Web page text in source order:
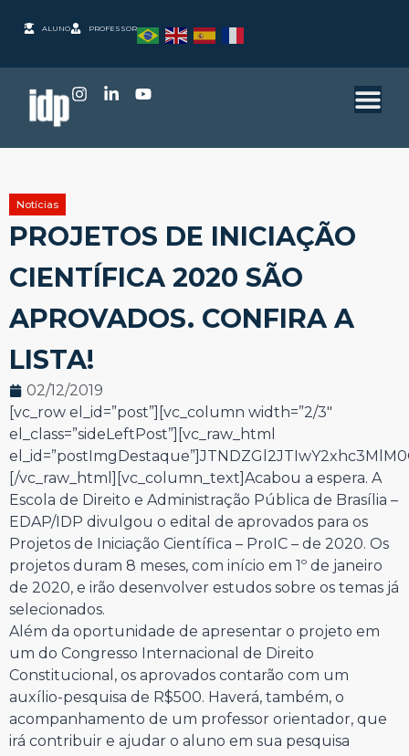
ALUNO PROFESSOR
Notícias
PROJETOS DE INICIAÇÃO
CIENTÍFICA 2020 SÃO
APROVADOS. CONFIRA A
LISTA!
02/12/2019
[vc_row el_id=”post”][vc_column width=”2/3″
el_class=”sideLeftPost”][vc_raw_html
[/vc_raw_html][vc_column_text]Acabou a espera. A
Escola de Direito e Administração Pública de Brasília –
EDAP/IDP divulgou o edital de aprovados para os
Projetos de Iniciação Científica – ProIC – de 2020. Os
projetos duram 8 meses, com início em 1º de janeiro
de 2020, e irão desenvolver estudos sobre os temas já
selecionados.
Além da oportunidade de apresentar o projeto em
um do Congresso Internacional de Direito
Constitucional, os aprovados contarão com um
auxílio-pesquisa de R$500. Haverá, também, o
acompanhamento de um professor orientador, que
irá contribuir e ajudar o aluno em sua pesquisa